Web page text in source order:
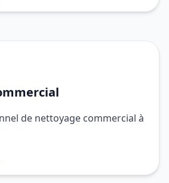
de nettoyage commercial à